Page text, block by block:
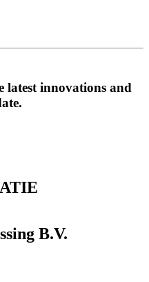
latest innovations and
B.V.